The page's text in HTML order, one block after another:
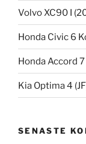
Volvo XC90 I
Honda Civic 6
Honda Accord
Kia Optima 4
SENASTE